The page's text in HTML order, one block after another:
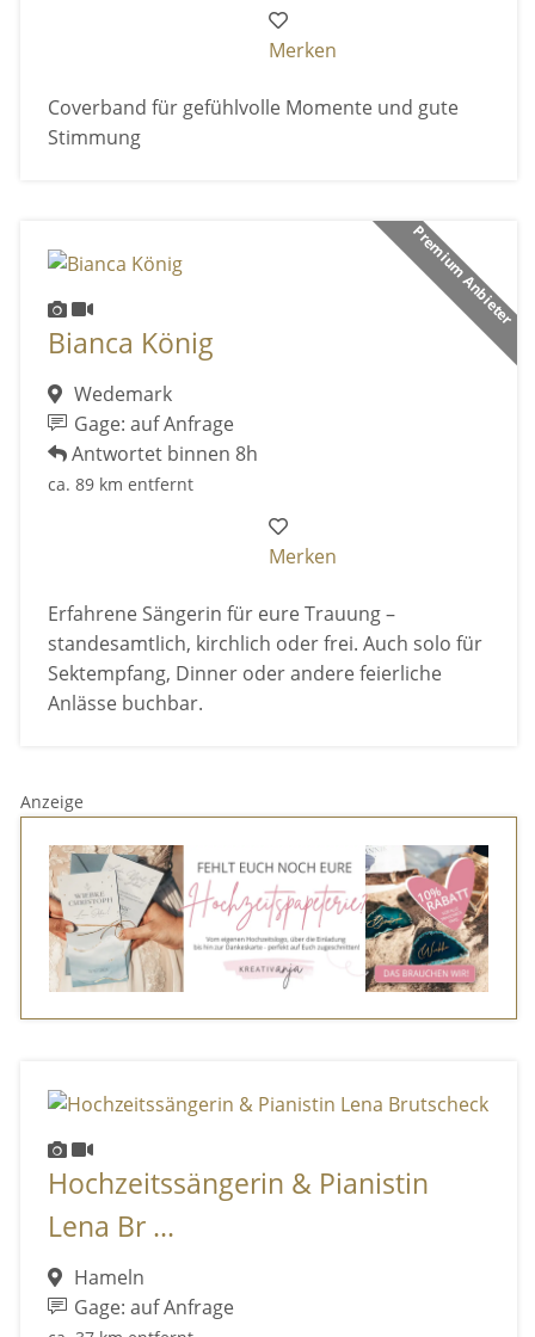
Merken
Coverband für gefühlvolle Momente und gute
Stimmung
Premium Anbieter
Bianca König
Wedemark
Gage: auf Anfrage
Antwortet binnen 8h
ca. 89 km entfernt
Merken
Erfahrene Sängerin für eure Trauung –
standesamtlich, kirchlich oder frei. Auch solo für
Sektempfang, Dinner oder andere feierliche
Anlässe buchbar.
Anzeige
Hochzeitssängerin & Pianistin
Lena Br ...
Hameln
Gage: auf Anfrage